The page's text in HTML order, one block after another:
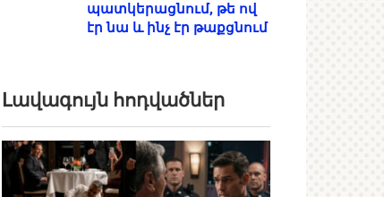
պատկերացնում, թե ով
էր նա և ինչ էր թաքցնում
Լավագույն հոդվածներ